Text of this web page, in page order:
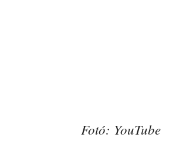
Fotó: YouTube